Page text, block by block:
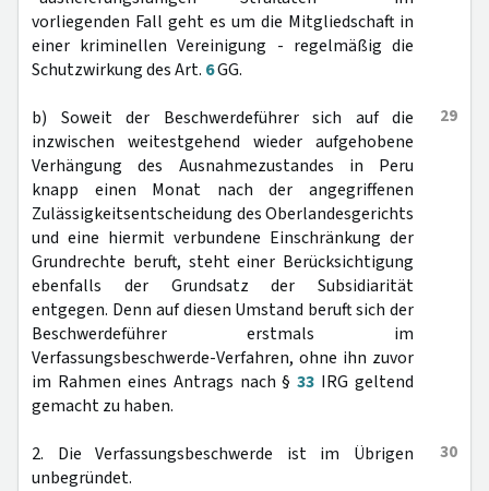
vorliegenden Fall geht es um die Mitgliedschaft in
einer kriminellen Vereinigung - regelmäßig die
Schutzwirkung des Art. 6GG.
29
b) Soweit der Beschwerdeführer sich auf die
inzwischen weitestgehend wieder aufgehobene
Verhängung des Ausnahmezustandes in Peru
knapp einen Monat nach der angegriffenen
Zulässigkeitsentscheidung des Oberlandesgerichts
und eine hiermit verbundene Einschränkung der
Grundrechte beruft, steht einer Berücksichtigung
ebenfalls der Grundsatz der Subsidiarität
entgegen. Denn auf diesen Umstand beruft sich der
Beschwerdeführer erstmals im
Verfassungsbeschwerde-Verfahren, ohne ihn zuvor
im Rahmen eines Antrags nach §33 IRG geltend
gemacht zu haben.
30
2. Die Verfassungsbeschwerde ist im Übrigen
unbegründet.